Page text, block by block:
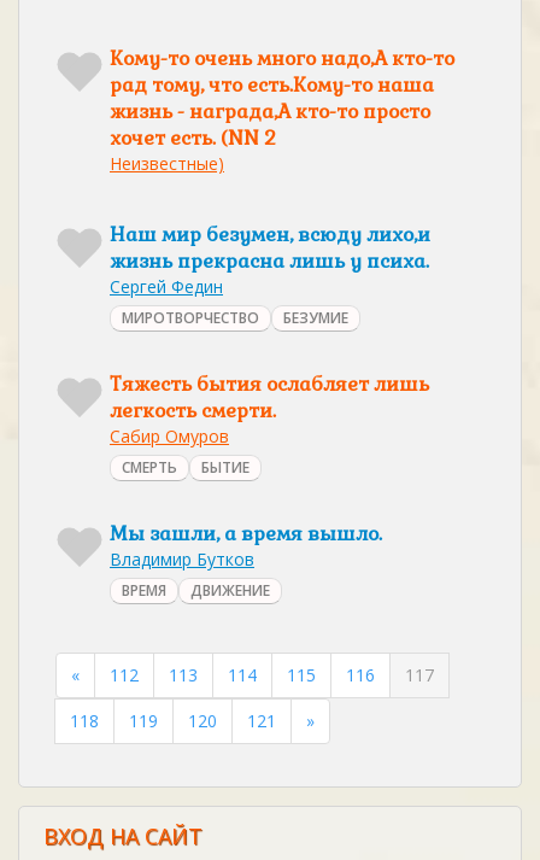
Кому-то очень много надо,А кто-то
рад тому, что есть.Кому-то наша
жизнь - награда,А кто-то просто
хочет есть. (NN 2
Неизвестные)
Наш мир безумен, всюду лихо,и
жизнь прекрасна лишь у психа.
Сергей Федин
МИРОТВОРЧЕСТВО БЕЗУМИЕ
Тяжесть бытия ослабляет лишь
легкость смерти.
Сабир Омуров
СМЕРТЬ БЫТИЕ
Мы зашли, а время вышло.
Владимир Бутков
ВРЕМЯ ДВИЖЕНИЕ
« 112 113 114 115 116
117
118
119 120 121 »
ВХОД НА САЙТ